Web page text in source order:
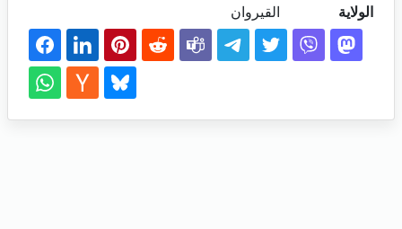
الولاية
القيروان